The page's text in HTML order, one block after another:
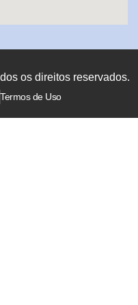
os direitos reservados.
Termos de Uso